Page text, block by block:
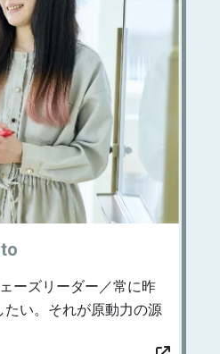
ーズリーダー／常に昨
たい。それが原動力の源